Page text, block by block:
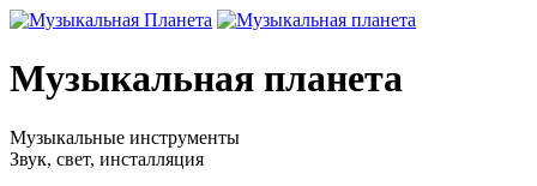
Музыкальная планета
Музыкальные инструменты
Звук, свет, инсталляция